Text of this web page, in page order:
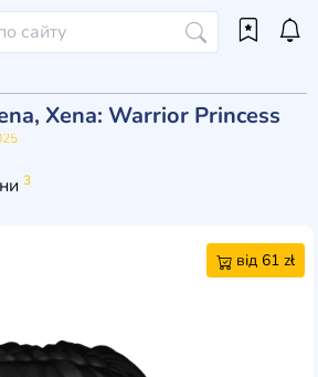
Xena: Warrior Princess
3
від 61 zł